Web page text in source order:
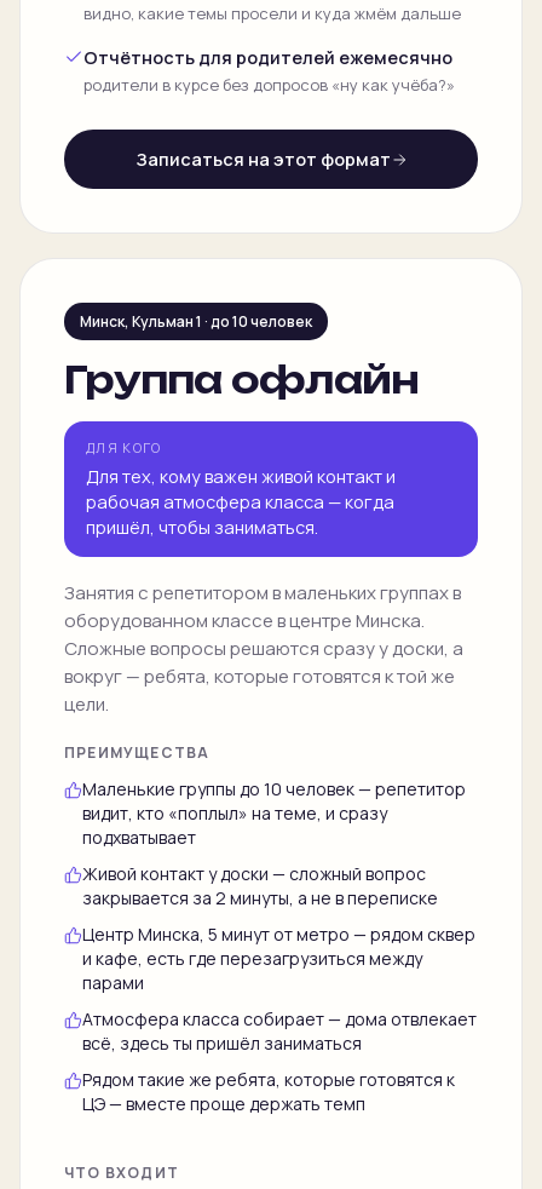
видно, какие темы просели и куда жмём дальше
Отчётность для родителей ежемесячно
родители в курсе без допросов «ну как учёба?»
Записаться на этот формат
Минск, Кульман 1 · до 10 человек
Группа офлайн
ДЛЯ КОГО
Для тех, кому важен живой контакт и
рабочая атмосфера класса — когда
пришёл, чтобы заниматься.
Занятия с репетитором в маленьких группах в
оборудованном классе в центре Минска.
Сложные вопросы решаются сразу у доски, а
вокруг — ребята, которые готовятся к той же
цели.
ПРЕИМУЩЕСТВА
Маленькие группы до 10 человек — репетитор
видит, кто «поплыл» на теме, и сразу
подхватывает
Живой контакт у доски — сложный вопрос
закрывается за 2 минуты, а не в переписке
Центр Минска, 5 минут от метро — рядом сквер
и кафе, есть где перезагрузиться между
парами
Атмосфера класса собирает — дома отвлекает
всё, здесь ты пришёл заниматься
Рядом такие же ребята, которые готовятся к
ЦЭ — вместе проще держать темп
ЧТО ВХОДИТ